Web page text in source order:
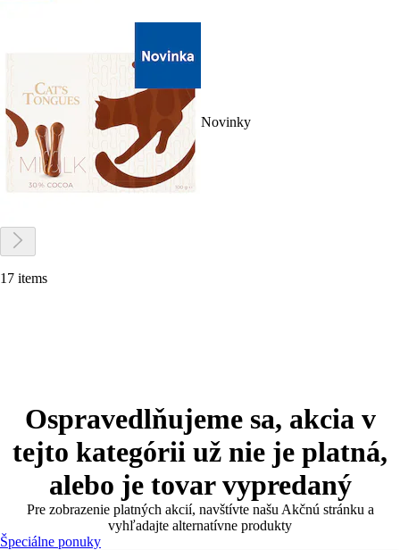
Novinky
17 items
Ospravedlňujeme sa, akcia v
tejto kategórii už nie je platná,
alebo je tovar vypredaný
Pre zobrazenie platných akcií, navštívte našu Akčnú stránku a
vyhľadajte alternatívne produkty
Špeciálne ponuky